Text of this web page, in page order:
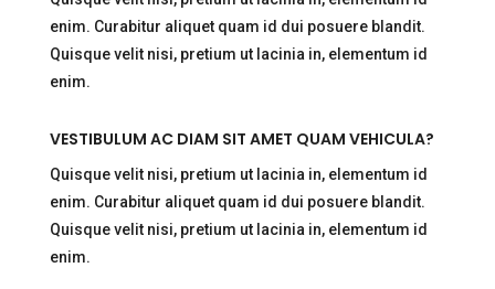
enim. Curabitur aliquet quam id dui posuere blandit.
Quisque velit nisi, pretium ut lacinia in, elementum id
enim.
VESTIBULUM AC DIAM SIT AMET QUAM VEHICULA?
Quisque velit nisi, pretium ut lacinia in, elementum id
enim. Curabitur aliquet quam id dui posuere blandit.
Quisque velit nisi, pretium ut lacinia in, elementum id
enim.